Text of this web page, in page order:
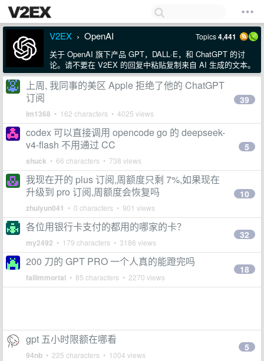
V2EX › OpenAI Topics4,441
关于 OpenAI 旗下产品 GPT，DALL·E，和 ChatGPT 的讨
论。请不要在 V2EX 的回复中粘贴复制来自 AI 生成的文本。
上周, 我同事的美区 Apple 拒绝了他的 ChatGPT
订阅
lm1368 • 162 characters • 4025 views
39
codex 可以直接调用 opencode go 的 deepseek-
v4-flash 不用通过 CC
shuck • 66 characters • 738 views
5
我现在开的 plus 订阅,周额度只剩 7%,如果现在
升级到 pro 订阅,周额度会恢复吗
zhuiyun041 • 0 characters • 901 views
10
各位用银行卡支付的都用的哪家的卡？
my2492 • 179 characters • 3186 views
32
200 刀的 GPT PRO 一个人真的能蹬完吗
fallimmortal • 85 characters • 2270 views
18
gpt 五小时限额在哪看
94nb • 225 characters • 1004 views
5